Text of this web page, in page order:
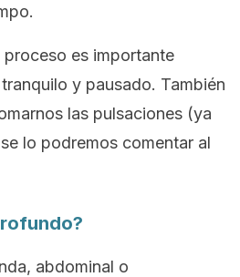
es importante
y pausado. También
las pulsaciones (ya
lo podremos comentar al
abdominal o